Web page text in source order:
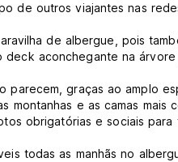
de outros viajantes nas
de albergue, pois
aconchegante na
parecem, graças ao amplo
montanhas e as camas mais
obrigatórias e sociais para
todas as manhãs no